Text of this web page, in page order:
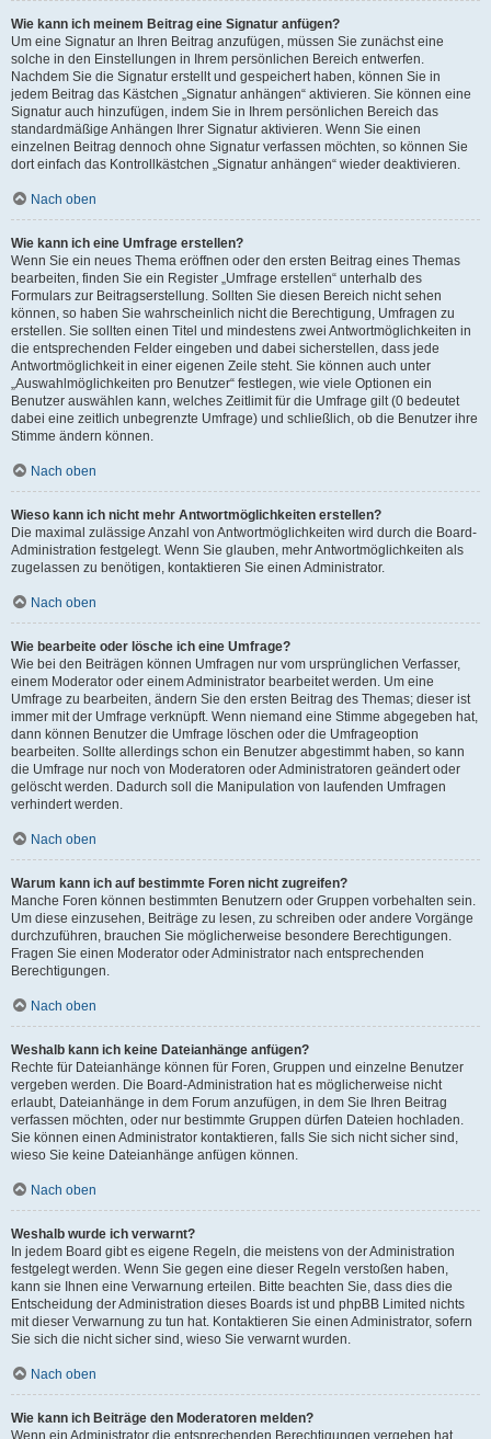
Wie kann ich meinem Beitrag eine Signatur anfügen?
Um eine Signatur an Ihren Beitrag anzufügen, müssen Sie zunächst eine
solche in den Einstellungen in Ihrem persönlichen Bereich entwerfen.
Nachdem Sie die Signatur erstellt und gespeichert haben, können Sie in
jedem Beitrag das Kästchen „Signatur anhängen“ aktivieren. Sie können eine
Signatur auch hinzufügen, indem Sie in Ihrem persönlichen Bereich das
standardmäßige Anhängen Ihrer Signatur aktivieren. Wenn Sie einen
einzelnen Beitrag dennoch ohne Signatur verfassen möchten, so können Sie
dort einfach das Kontrollkästchen „Signatur anhängen“ wieder deaktivieren.
Nach oben
Wie kann ich eine Umfrage erstellen?
Wenn Sie ein neues Thema eröffnen oder den ersten Beitrag eines Themas
bearbeiten, finden Sie ein Register „Umfrage erstellen“ unterhalb des
Formulars zur Beitragserstellung. Sollten Sie diesen Bereich nicht sehen
können, so haben Sie wahrscheinlich nicht die Berechtigung, Umfragen zu
erstellen. Sie sollten einen Titel und mindestens zwei Antwortmöglichkeiten in
die entsprechenden Felder eingeben und dabei sicherstellen, dass jede
Antwortmöglichkeit in einer eigenen Zeile steht. Sie können auch unter
„Auswahlmöglichkeiten pro Benutzer“ festlegen, wie viele Optionen ein
Benutzer auswählen kann, welches Zeitlimit für die Umfrage gilt (0 bedeutet
dabei eine zeitlich unbegrenzte Umfrage) und schließlich, ob die Benutzer ihre
Stimme ändern können.
Nach oben
Wieso kann ich nicht mehr Antwortmöglichkeiten erstellen?
Die maximal zulässige Anzahl von Antwortmöglichkeiten wird durch die Board-
Administration festgelegt. Wenn Sie glauben, mehr Antwortmöglichkeiten als
zugelassen zu benötigen, kontaktieren Sie einen Administrator.
Nach oben
Wie bearbeite oder lösche ich eine Umfrage?
Wie bei den Beiträgen können Umfragen nur vom ursprünglichen Verfasser,
einem Moderator oder einem Administrator bearbeitet werden. Um eine
Umfrage zu bearbeiten, ändern Sie den ersten Beitrag des Themas; dieser ist
immer mit der Umfrage verknüpft. Wenn niemand eine Stimme abgegeben hat,
dann können Benutzer die Umfrage löschen oder die Umfrageoption
bearbeiten. Sollte allerdings schon ein Benutzer abgestimmt haben, so kann
die Umfrage nur noch von Moderatoren oder Administratoren geändert oder
gelöscht werden. Dadurch soll die Manipulation von laufenden Umfragen
verhindert werden.
Nach oben
Warum kann ich auf bestimmte Foren nicht zugreifen?
Manche Foren können bestimmten Benutzern oder Gruppen vorbehalten sein.
Um diese einzusehen, Beiträge zu lesen, zu schreiben oder andere Vorgänge
durchzuführen, brauchen Sie möglicherweise besondere Berechtigungen.
Fragen Sie einen Moderator oder Administrator nach entsprechenden
Berechtigungen.
Nach oben
Weshalb kann ich keine Dateianhänge anfügen?
Rechte für Dateianhänge können für Foren, Gruppen und einzelne Benutzer
vergeben werden. Die Board-Administration hat es möglicherweise nicht
erlaubt, Dateianhänge in dem Forum anzufügen, in dem Sie Ihren Beitrag
verfassen möchten, oder nur bestimmte Gruppen dürfen Dateien hochladen.
Sie können einen Administrator kontaktieren, falls Sie sich nicht sicher sind,
wieso Sie keine Dateianhänge anfügen können.
Nach oben
Weshalb wurde ich verwarnt?
In jedem Board gibt es eigene Regeln, die meistens von der Administration
festgelegt werden. Wenn Sie gegen eine dieser Regeln verstoßen haben,
kann sie Ihnen eine Verwarnung erteilen. Bitte beachten Sie, dass dies die
Entscheidung der Administration dieses Boards ist und phpBB Limited nichts
mit dieser Verwarnung zu tun hat. Kontaktieren Sie einen Administrator, sofern
Sie sich die nicht sicher sind, wieso Sie verwarnt wurden.
Nach oben
Wie kann ich Beiträge den Moderatoren melden?
Wenn ein Administrator die entsprechenden Berechtigungen vergeben hat,